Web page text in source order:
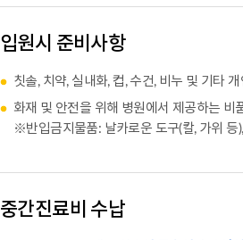
입원시 준비사항
칫솔, 치약, 실내화, 컵, 수건, 비누 및 기타
화재 및 안전을 위해 병원에서 제공하는 비
※반입금지물품: 날카로운 도구(칼, 가위 등
중간진료비 수납